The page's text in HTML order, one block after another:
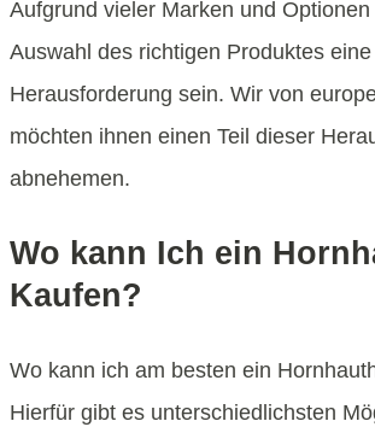
Aufgrund vieler Marken und
Auswahl des richtigen Produktes eine
Herausforderung sein. Wir von
möchten ihnen einen Teil dieser
abnehemen.
Wo kann Ich ein
Kaufen?
Wo kann ich am besten ein
Hierfür gibt es unterschiedlichsten